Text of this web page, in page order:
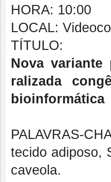
HORA: 10:00
LOCAL:
TÍTULO:
Nova
ralizada
bioinformática
PALAVRAS-
tecido adiposo,
caveola.